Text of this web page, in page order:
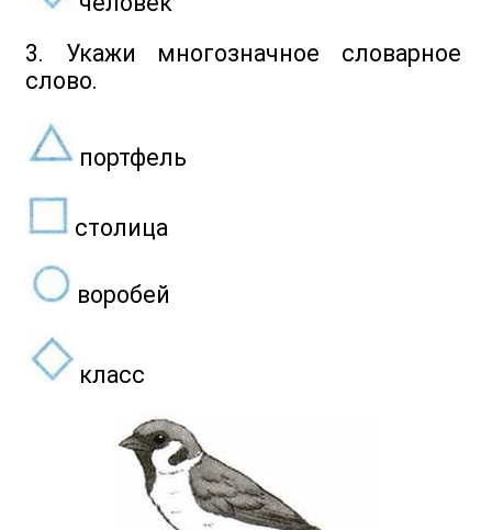
3. Укажи многозначное словарное
слово.
портфель
столица
воробей
класс